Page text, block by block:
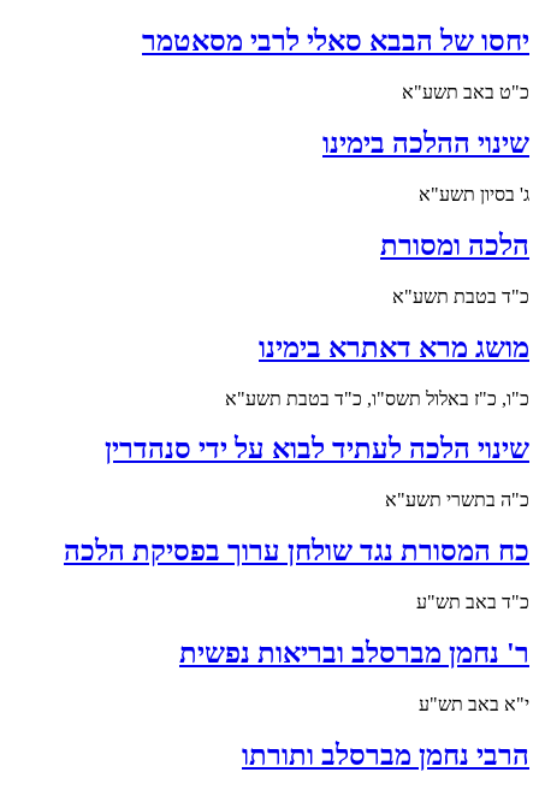
יחסו של הבבא סאלי לרבי מסאטמר
כ"ט באב תשע"א
שינוי ההלכה בימינו
ג' בסיון תשע"א
הלכה ומסורת
כ"ד בטבת תשע"א
מושג מרא דאתרא בימינו
כ"ו, כ"ז באלול תשס"ו, כ"ד בטבת תשע"א
שינוי הלכה לעתיד לבוא על ידי סנהדרין
כ"ה בתשרי תשע"א
כח המסורת נגד שולחן ערוך בפסיקת הלכה
כ"ד באב תש"ע
ר' נחמן מברסלב ובריאות נפשית
י"א באב תש"ע
הרבי נחמן מברסלב ותורתו